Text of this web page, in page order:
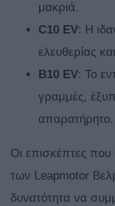
μακριά.
C10 EV: Η
ελευθερίας
B10 EV: Το
γραμμές,
απαρατήρητο.
Οι επισκέπτες
των Leapmotor
δυνατότητα να